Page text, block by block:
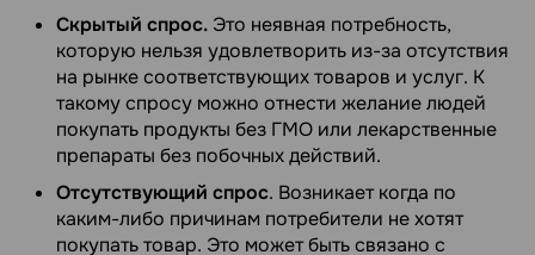
Скрытый спрос. Это неявная потребность,
которую нельзя удовлетворить из-за отсутствия
на рынке соответствующих товаров и услуг. К
такому спросу можно отнести желание людей
покупать продукты без ГМО или лекарственные
препараты без побочных действий.
Отсутствующий спрос. Возникает когда по
каким-либо причинам потребители не хотят
покупать товар. Это может быть связано с